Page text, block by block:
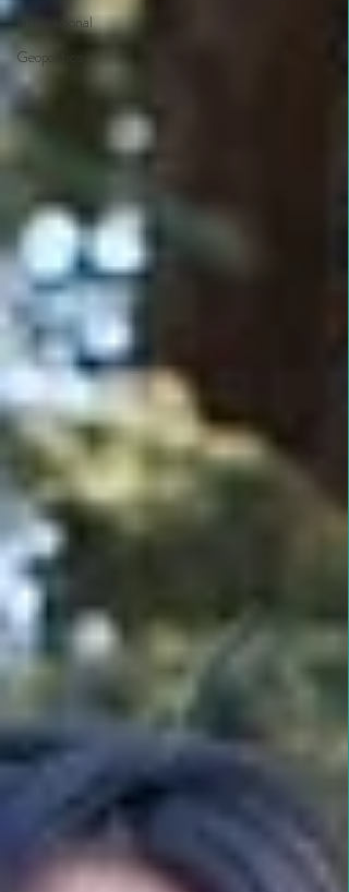
Internacional
Geopolítica